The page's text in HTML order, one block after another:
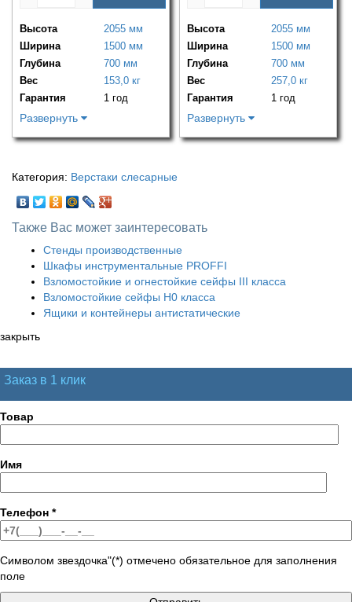
Высота
2055 мм
Ширина
1500 мм
Глубина
700 мм
Вес
153,0 кг
Гарантия
1 год
Развернуть
Высота
2055 мм
Ширина
1500 мм
Глубина
700 мм
Вес
257,0 кг
Гарантия
1 год
Развернуть
Категория: Верстаки слесарные
Также Вас может заинтересовать
Стенды производственные
Шкафы инструментальные PROFFI
Взломостойкие и огнестойкие сейфы III класса
Взломостойкие сейфы H0 класса
Ящики и контейнеры антистатические
закрыть
Заказ в 1 клик
Товар
Имя
Телефон *
Символом звездочка"(*) отмечено обязательное для заполнения
поле